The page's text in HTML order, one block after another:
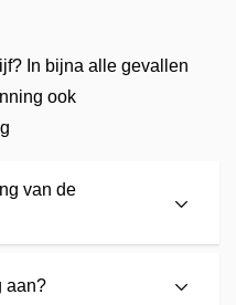
In bijna alle gevallen
ook
van de
aan?